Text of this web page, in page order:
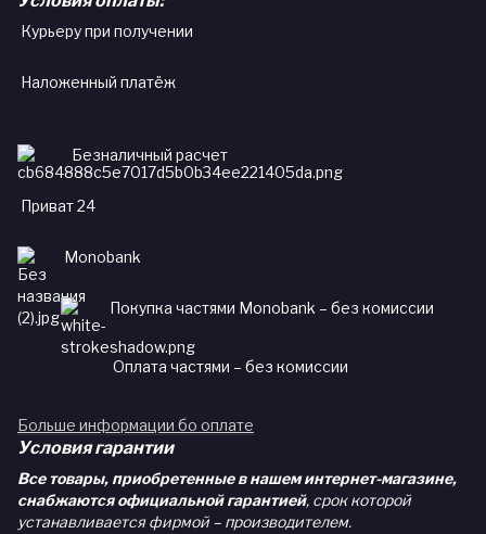
Курьеру при получении
Наложенный платёж
Безналичный расчет
Приват 24
Monobank
Покупка частями Monobank – без комиссии
Оплата частями – без комиссии
Больше информации бо оплате
Условия гарантии
Все товары, приобретенные в нашем интернет-магазине,
снабжаются официальной гарантией, срок которой
устанавливается фирмой – производителем.